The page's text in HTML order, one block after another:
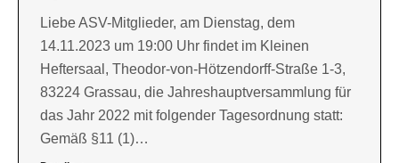
Liebe ASV-Mitglieder, am Dienstag, dem
14.11.2023 um 19:00 Uhr findet im Kleinen
Heftersaal, Theodor-von-Hötzendorff-Straße 1-3,
83224 Grassau, die Jahreshauptversammlung für
das Jahr 2022 mit folgender Tagesordnung statt:
Gemäß §11 (1)…